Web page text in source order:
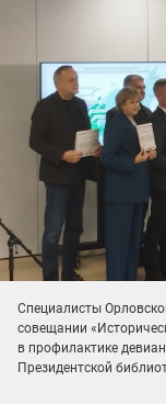
Специалисты
совещании
в профилактике
Президентской